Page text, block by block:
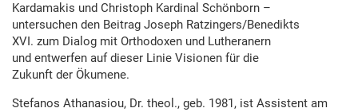
Kardamakis und Christoph Kardinal Schönborn –
untersuchen den Beitrag Joseph Ratzingers/Benedikts
XVI. zum Dialog mit Orthodoxen und Lutheranern
und entwerfen auf dieser Linie Visionen für die
Zukunft der Ökumene.
Stefanos Athanasiou, Dr. theol., geb. 1981, ist Assistent am